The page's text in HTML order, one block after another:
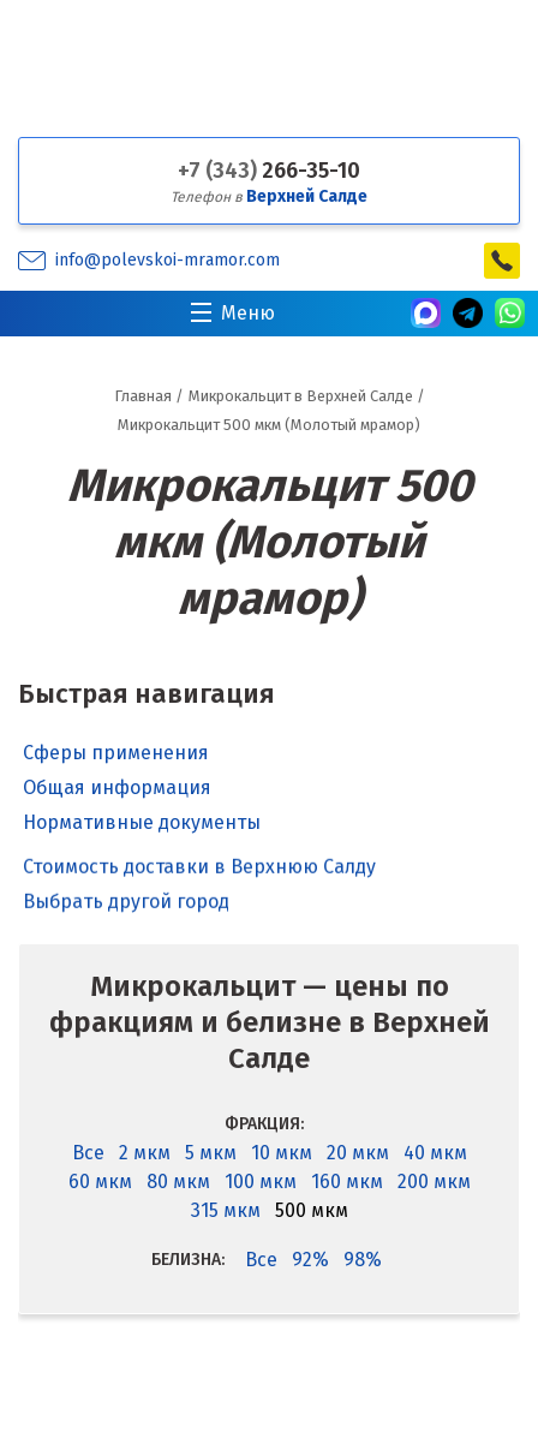
+7 (343) 266-35-10
Телефон в Верхней Салде
info@polevskoi-mramor.com
Меню
Главная / Микрокальцит в Верхней Салде /
Микрокальцит 500 мкм (Молотый мрамор)
Микрокальцит 500
мкм (Молотый
мрамор)
Быстрая навигация
Сферы применения
Общая информация
Нормативные документы
Стоимость доставки в Верхнюю Салду
Выбрать другой город
Микрокальцит — цены по
фракциям и белизне в Верхней
Салде
ФРАКЦИЯ:
Все 2 мкм 5 мкм 10 мкм 20 мкм
40 мкм
60 мкм
80 мкм 100 мкм 160 мкм
200 мкм
315 мкм
500 мкм
БЕЛИЗНА: Все 92% 98%